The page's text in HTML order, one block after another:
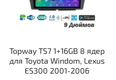
Topway TS7 1+16GB 8 ядер
для Toyota Windom, Lexus
ES300 2001-2006